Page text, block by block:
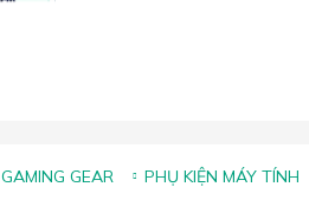
GAMING GEAR PHỤ KIỆN MÁY TÍNH